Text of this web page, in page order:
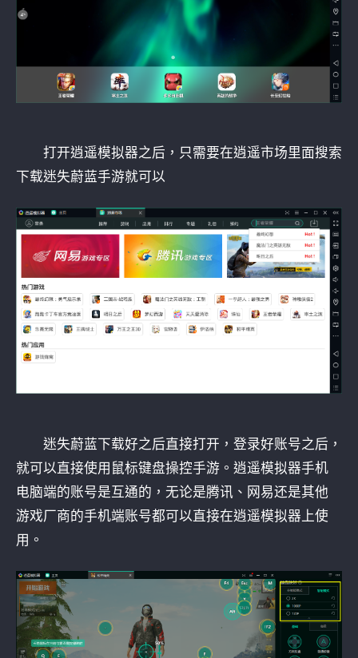
打开逍遥模拟器之后，只需要在逍遥市场里面搜索
下载迷失蔚蓝手游就可以
迷失蔚蓝下载好之后直接打开，登录好账号之后，
就可以直接使用鼠标键盘操控手游。逍遥模拟器手机
电脑端的账号是互通的，无论是腾讯、网易还是其他
游戏厂商的手机端账号都可以直接在逍遥模拟器上使
用。